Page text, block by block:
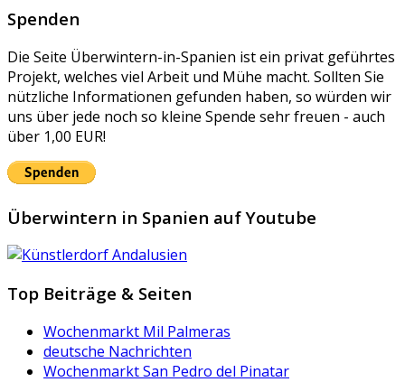
Spenden
Die Seite Überwintern-in-Spanien ist ein privat geführtes
Projekt, welches viel Arbeit und Mühe macht. Sollten Sie
nützliche Informationen gefunden haben, so würden wir
uns über jede noch so kleine Spende sehr freuen - auch
über 1,00 EUR!
Überwintern in Spanien auf Youtube
Top Beiträge & Seiten
Wochenmarkt Mil Palmeras
deutsche Nachrichten
Wochenmarkt San Pedro del Pinatar